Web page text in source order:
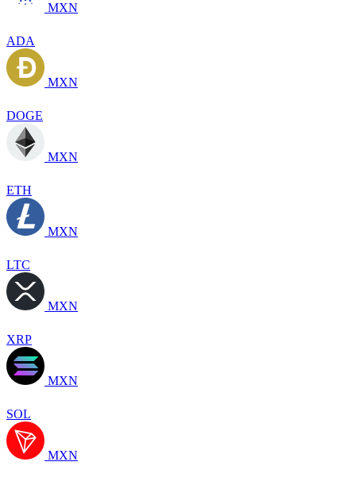
MXN
ADA
MXN
DOGE
MXN
ETH
MXN
LTC
MXN
XRP
MXN
SOL
MXN